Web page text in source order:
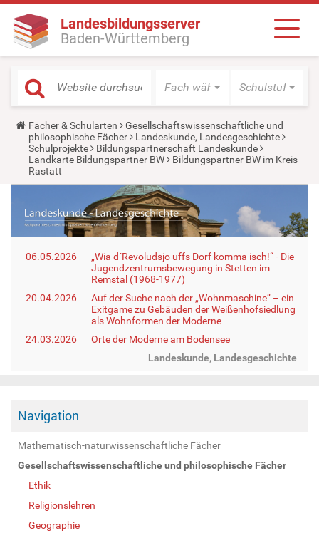
Landesbildungsserver
Baden-Württemberg
Fach wählen Schulstufe
Y
o
u
a
r
e
r
e
:
Fächer & Schularten
Gesellschaftswissenschaftliche und
philosophische Fächer
Landeskunde, Landesgeschichte
Schulprojekte
Bildungspartnerschaft Landeskunde
Landkarte Bildungspartner BW
Bildungspartner BW im Kreis
Rastatt
06.05.2026
„Wia d´Revoludsjo uffs Dorf komma isch!“ - Die
Jugendzentrumsbewegung in Stetten im
Remstal (1968-1977)
20.04.2026
Auf der Suche nach der „Wohnmaschine“ – ein
Exitgame zu Gebäuden der Weißenhofsiedlung
als Wohnformen der Moderne
24.03.2026
Orte der Moderne am Bodensee
Landeskunde, Landesgeschichte
Navigation
Mathematisch-naturwissenschaftliche Fächer
Gesellschaftswissenschaftliche und philosophische Fächer
Ethik
Religionslehren
Geographie